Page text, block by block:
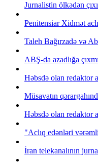
Jurnalistin ölkədən
Penitensiar Xidmət
Taleh Bağırzadə və
ABŞ-da azadlığa
Həbsdə olan redaktor
Müsavatın
Həbsdə olan redaktor
"Aclıq edənləri
İran telekanalının